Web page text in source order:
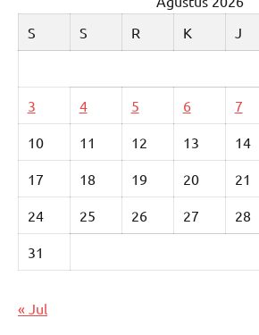
S
S R K J
3 4 5 6 7
10 11 12 13 14
17 18 19 20 21
24 25 26 27 28
31
« Jul